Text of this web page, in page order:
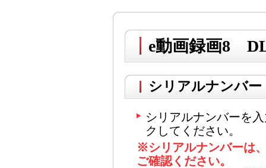
e動画録画8
シリアルナンバー
シリアルナンバーを
クしてください。
※シリアルナンバーは
ご確認ください。